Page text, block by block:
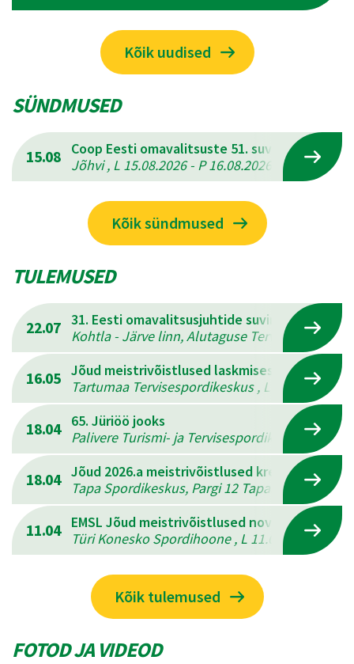
Kõik uudised
SÜNDMUSED
15.08
Coop Eesti omavalitsuste 51. suvemängud
Jõhvi , L 15.08.2026 - P 16.08.2026
Kõik sündmused
TULEMUSED
22.07 31. Eesti omavalitsusjuhtide suvine
Kohtla - Järve linn, Alutaguse
16.05 Jõud meistrivõistlused laskmises
Tartumaa Tervisespordikeskus , L 16.05.2026 -
18.04
65. Jüriöö jooks
Palivere Turismi- ja Tervisespordikeskus , L
18.04 Jõud 2026.a meistrivõistlused kreeka-rooma
Tapa Spordikeskus, Pargi 12 Tapal , L
11.04
EMSL Jõud meistrivõistlused novuses
Türi Konesko Spordihoone , L 11.04.2026 - P
Kõik tulemused
FOTOD JA VIDEOD